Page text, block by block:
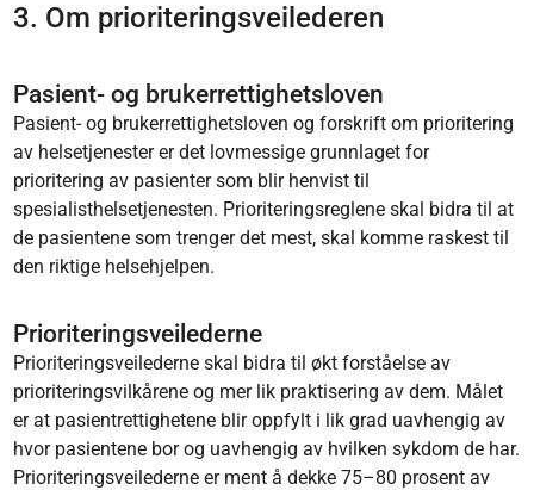
3. Om prioriteringsveilederen
Pasient- og brukerrettighetsloven
Pasient- og brukerrettighetsloven og forskrift om prioritering
av helsetjenester er det lovmessige grunnlaget for
prioritering av pasienter som blir henvist til
spesialisthelsetjenesten. Prioriteringsreglene skal bidra til at
de pasientene som trenger det mest, skal komme raskest til
den riktige helsehjelpen.
Prioriteringsveilederne
Prioriteringsveilederne skal bidra til økt forståelse av
prioriteringsvilkårene og mer lik praktisering av dem. Målet
er at pasientrettighetene blir oppfylt i lik grad uavhengig av
hvor pasientene bor og uavhengig av hvilken sykdom de har.
Prioriteringsveilederne er ment å dekke 75–80 prosent av